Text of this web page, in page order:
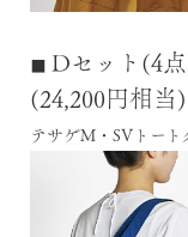
■ Dセット(4
(24,200円相当)
テサゲM・SVトー